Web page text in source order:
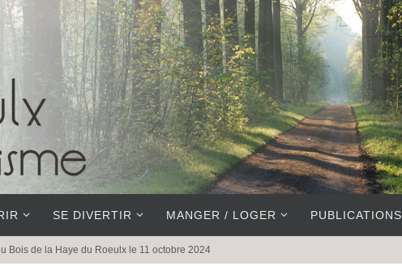
SE DIVERTIR MANGER / LOGER PUBLICATIONS
Bois de la Haye du Roeulx le 11 octobre 2024